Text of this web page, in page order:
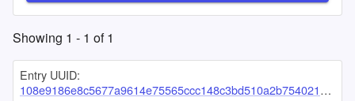
Showing 1 - 1 of1
Entry UUID:
108e9186e8c5677a9614e75565ccc148c3bd510a2b7540211fed48e30512289faca0a045b0a96c3c